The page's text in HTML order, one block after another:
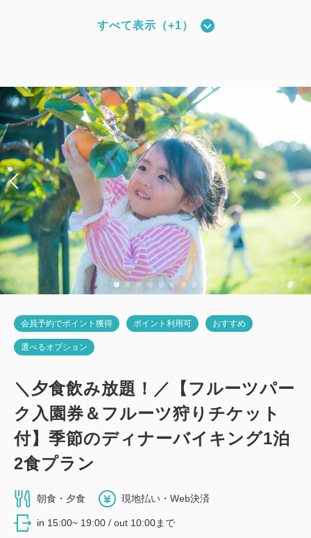
税・サービス料込
会員価格 23,560円~
大人 名1室
税・サービス料込
合計 24,800
獲得ポイント 428~
禁煙 27.00m 2 1~4名
シングルサイズ×2 Wi-Fiあり（無料）
詳細 日付を選択
すべて表示（+1）
会員予約でポイント獲得 ポイント利用可 おすすめ
選べるオプション
＼夕食飲み放題！／【フルーツパー
ク入園券＆フルーツ狩りチケット
付】季節のディナーバイキング1泊
2食プラン
朝食・夕食 現地払い・Web決済
in 15:00~ 19:00 / out 10:00まで